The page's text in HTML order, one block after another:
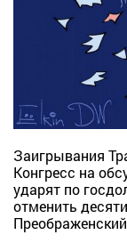
Заигрывания
Конгресс на
ударят по
отменить